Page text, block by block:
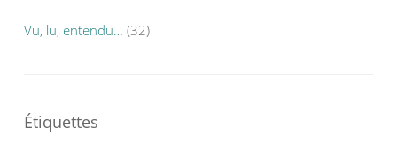
Vu, lu, entendu… (32)
Étiquettes